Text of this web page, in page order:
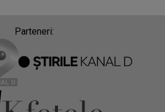
Parteneri: